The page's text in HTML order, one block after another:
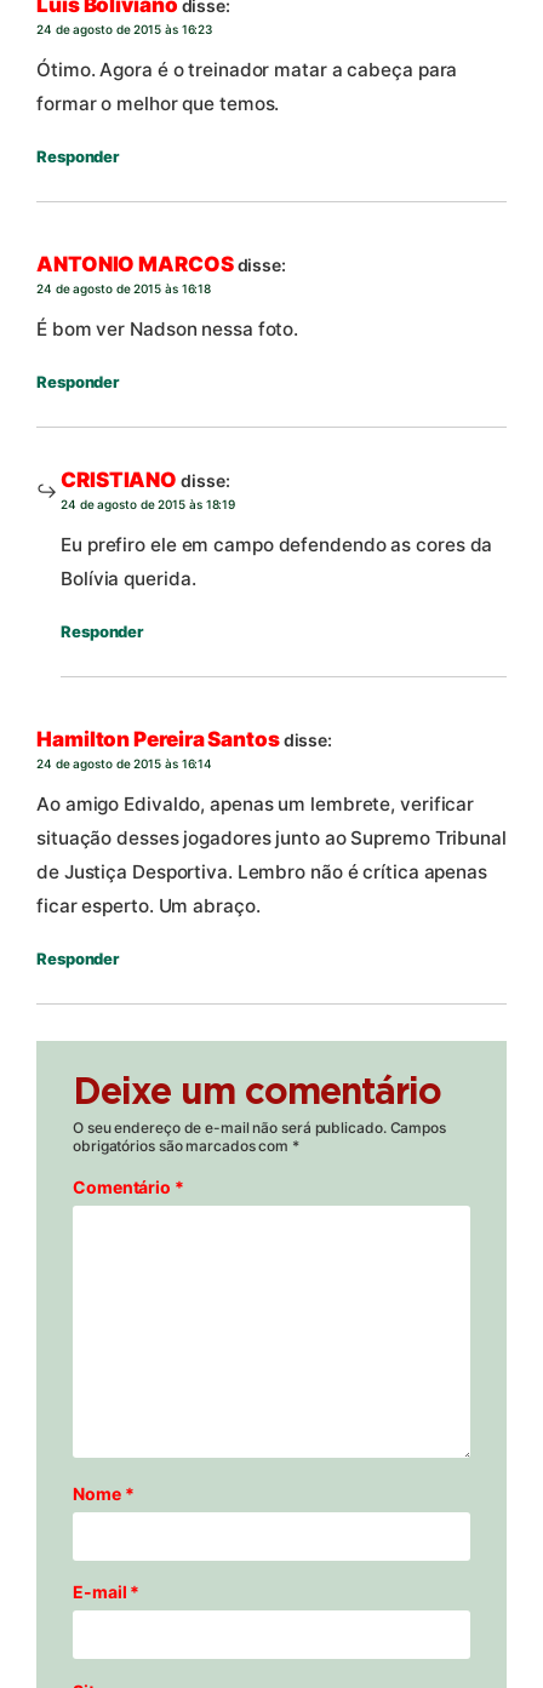
disse:
24 de agosto de 2015 às 16:23
Ótimo. Agora é o treinador matar a cabeça para
formar o melhor que temos.
Responder
ANTONIO MARCOSdisse:
24 de agosto de 2015 às 16:18
É bom ver Nadson nessa foto.
Responder
CRISTIANO disse:
24 de agosto de 2015 às 18:19
Eu prefiro ele em campo defendendo as cores da
Bolívia querida.
Responder
Hamilton Pereira Santosdisse:
24 de agosto de 2015 às 16:14
Ao amigo Edivaldo, apenas um lembrete, verificar
situação desses jogadores junto ao Supremo Tribunal
de Justiça Desportiva. Lembro não é crítica apenas
ficar esperto. Um abraço.
Responder
Deixe um comentário
O seu endereço de e-mail não será publicado. Campos
obrigatórios são marcados com *
Comentário *
Nome *
E-mail *